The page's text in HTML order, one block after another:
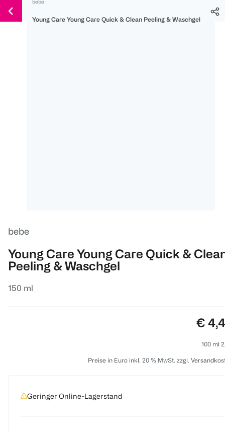
150 Ös
300 Ös
500 Ös
Weiter
zum
bebe
Young Care Young Care Quick & Clean Peeling & Waschgel
bebe
Young Care Young Care Quick &
Peeling & Waschgel
150 ml
€
100 ml
Preise in Euro inkl. 20 % MwSt. zzgl.
Geringer Online-Lagerstand